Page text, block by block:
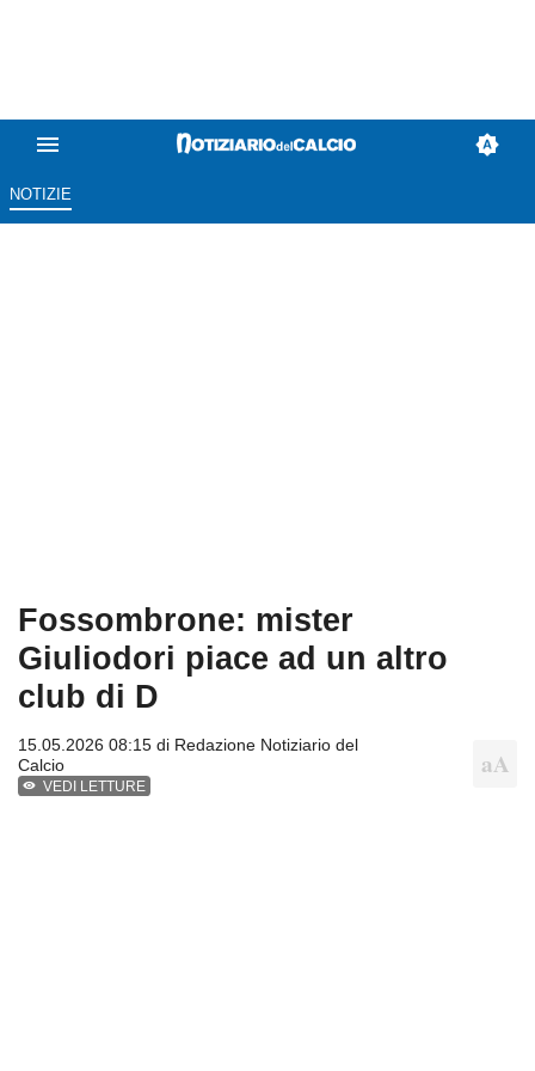
NOTIZIE
Fossombrone: mister
Giuliodori piace ad un altro
club di D
15.05.2026 08:15 di Redazione Notiziario del
Calcio
VEDI LETTURE